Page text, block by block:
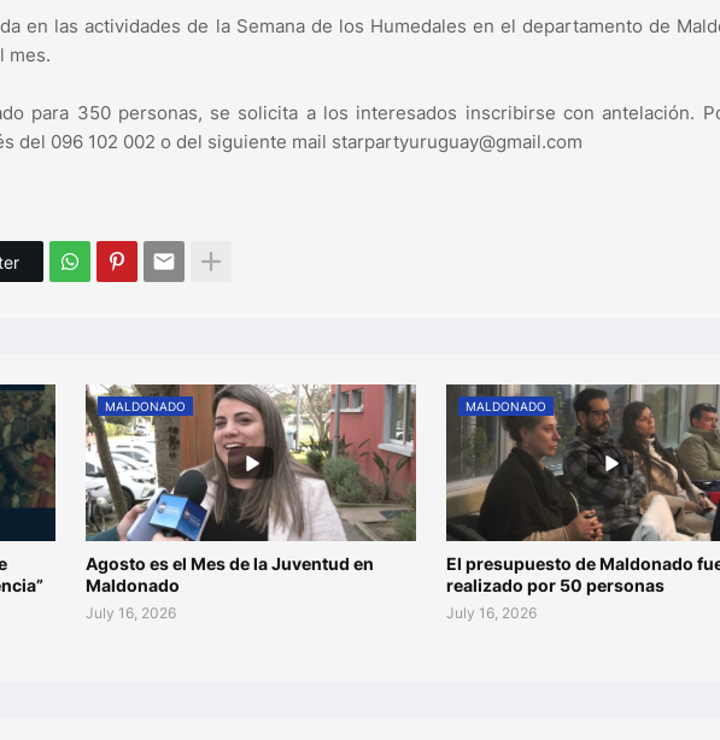
en las actividades de la Semana de los Humedales en el departamento de
mes.
para 350 personas, se solicita a los interesados inscribirse con antelación.
del 096 102 002 o del siguiente mail starpartyuruguay@gmail.com
MALDONADO
Agosto es el Mes de la Juventud en
Maldonado
July 16, 2026
MALDONADO
El presupuesto de Maldonado
realizado por 50 personas
July 16, 2026